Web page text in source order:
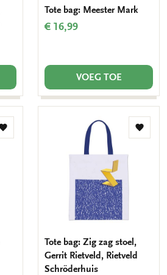
Tote bag: Meester Mark
€ 16,99
VOEG TOE
Toevoegen
Tote bag: Zig zag stoel,
Gerrit Rietveld, Rietveld
Schröderhuis